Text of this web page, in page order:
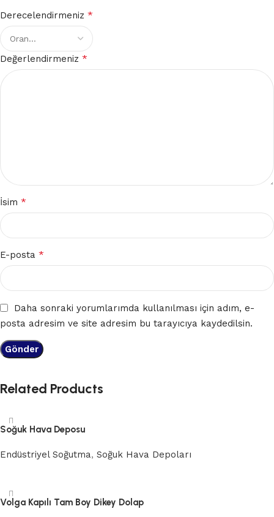
Derecelendirmeniz *
Değerlendirmeniz *
İsim *
E-posta *
Daha sonraki yorumlarımda kullanılması için adım, e-
posta adresim ve site adresim bu tarayıcıya kaydedilsin.
Related Products
Soğuk Hava Deposu
Endüstriyel Soğutma, Soğuk Hava Depoları
Volga Kapılı Tam Boy Dikey Dolap